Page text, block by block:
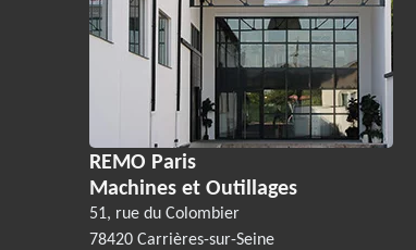
REMO Paris
Machines et Outillages
51, rue du Colombier
78420 Carrières-sur-Seine